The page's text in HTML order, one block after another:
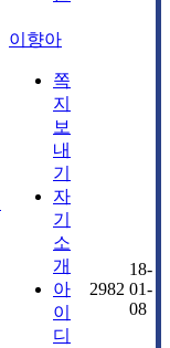
이향아
쪽
지
보
내
기
자
기
소
개
아
이
디
2982
18-
01-
08